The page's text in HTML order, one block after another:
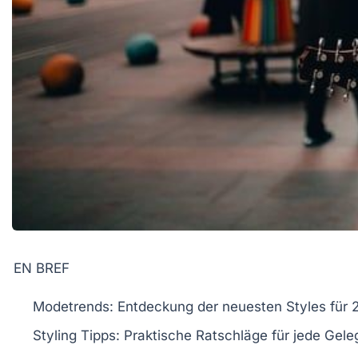
EN BREF
Modetrends: Entdeckung der neuesten Styles für
Styling Tipps: Praktische Ratschläge für jede